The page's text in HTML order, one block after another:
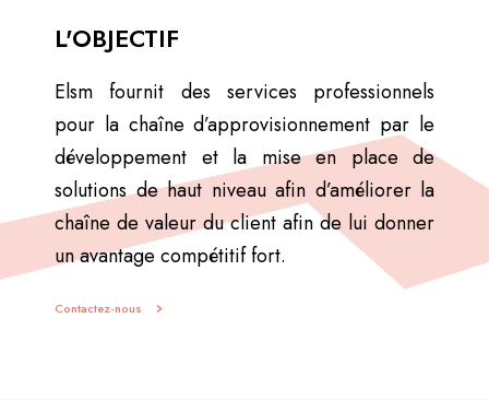
L'OBJECTIF
Elsm fournit des services professionnels
pour la chaîne d’approvisionnement par le
développement et la mise en place de
solutions de haut niveau afin d’améliorer la
chaîne de valeur du client afin de lui donner
un avantage compétitif fort.
Contactez-nous